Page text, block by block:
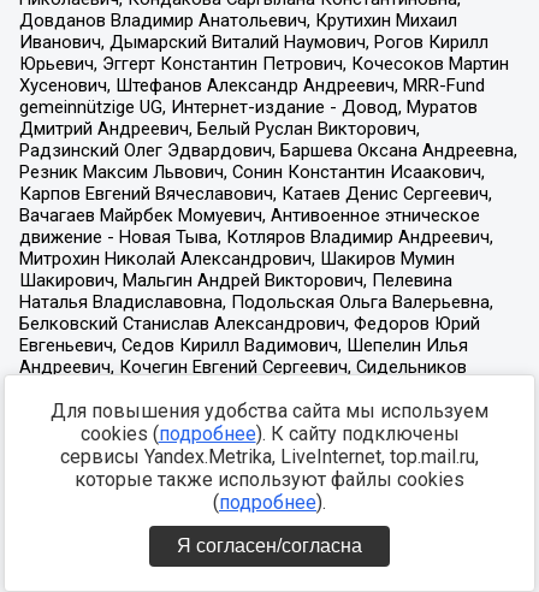
Для повышения удобства сайта мы используем
cookies (подробнее). К сайту подключены
сервисы Yandex.Metrika, LiveInternet, top.mail.ru,
которые также используют файлы cookies
(подробнее).
Я согласен/согласна